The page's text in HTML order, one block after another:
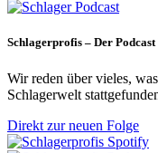
Schlagerprofis – Der
Wir reden über vieles,
Schlagerwelt
Direkt zur neuen Folge